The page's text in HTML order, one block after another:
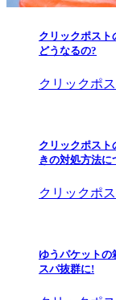
クリックポスト
どうなるの?
クリックポス
クリックポスト
きの対処方法に
クリックポス
ゆうパケットの
スパ抜群に!